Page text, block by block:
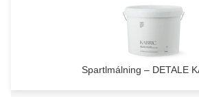
Spartlmálning – DETALE